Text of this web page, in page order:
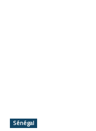
Sénégal